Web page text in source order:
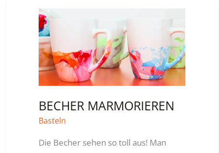
OSTERHASEN
BASTELN
BECHER MARMORIEREN
Basteln
Die Becher sehen so toll aus! Man